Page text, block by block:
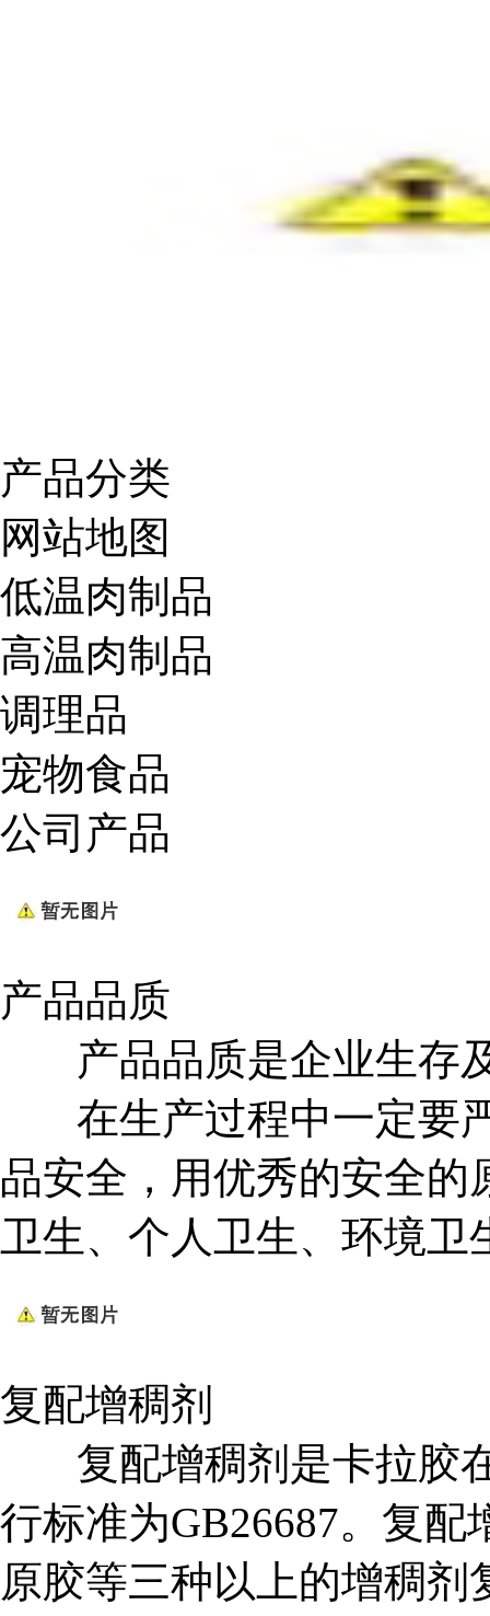
产品分类
网站地图
低温肉制品
高温肉制品
调理品
宠物食品
公司产品
产品品质
产品品质是企业生存
在生产过程中一定要
品安全，用优秀的安全
卫生、个人卫生、环境
复配增稠剂
复配增稠剂是卡拉胶
行标准为GB26687。复
原胶等三种以上的增稠